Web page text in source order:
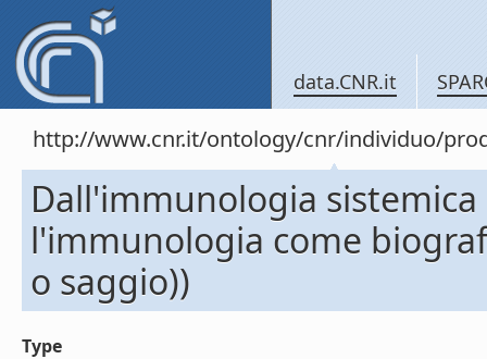
data.CNR.it
http://www.cnr.it/ontology/cnr/individuo/
Dall'immunologia
l'immunologia come
o saggio))
Type